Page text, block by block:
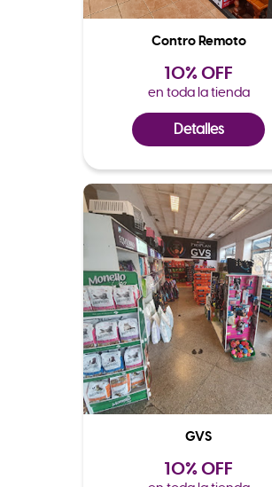
Contro Remoto
10% OFF
en toda la tienda
Detalles
GVS
10% OFF